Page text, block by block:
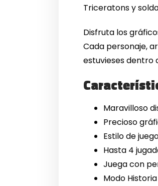
Triceratons y
Disfruta los
Cada personaje,
estuvieses dentro
Maravilloso
Precioso
Estilo de
Hasta 4
Juega con
Modo